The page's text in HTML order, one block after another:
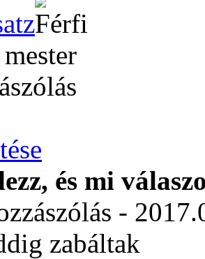
és mi
-
zabáltak